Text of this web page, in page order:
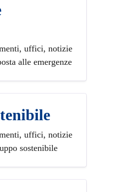
uffici, notizie
alle emergenze
uffici, notizie
sostenibile